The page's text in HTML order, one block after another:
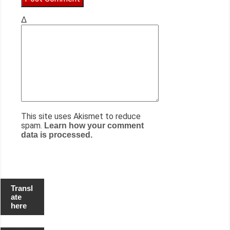
Δ
This site uses Akismet to reduce
spam. Learn how your comment
data is processed.
Transl
ate
here